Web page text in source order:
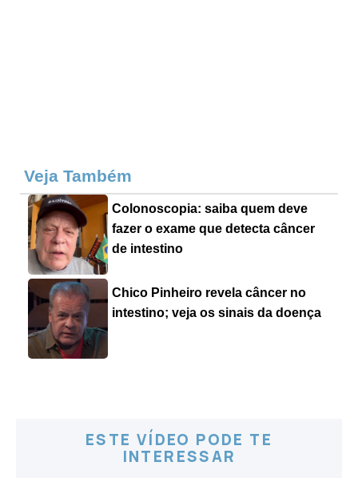
Veja Também
Colonoscopia: saiba quem deve
fazer o exame que detecta câncer
de intestino
Chico Pinheiro revela câncer no
intestino; veja os sinais da doença
ESTE VÍDEO PODE TE
INTERESSAR